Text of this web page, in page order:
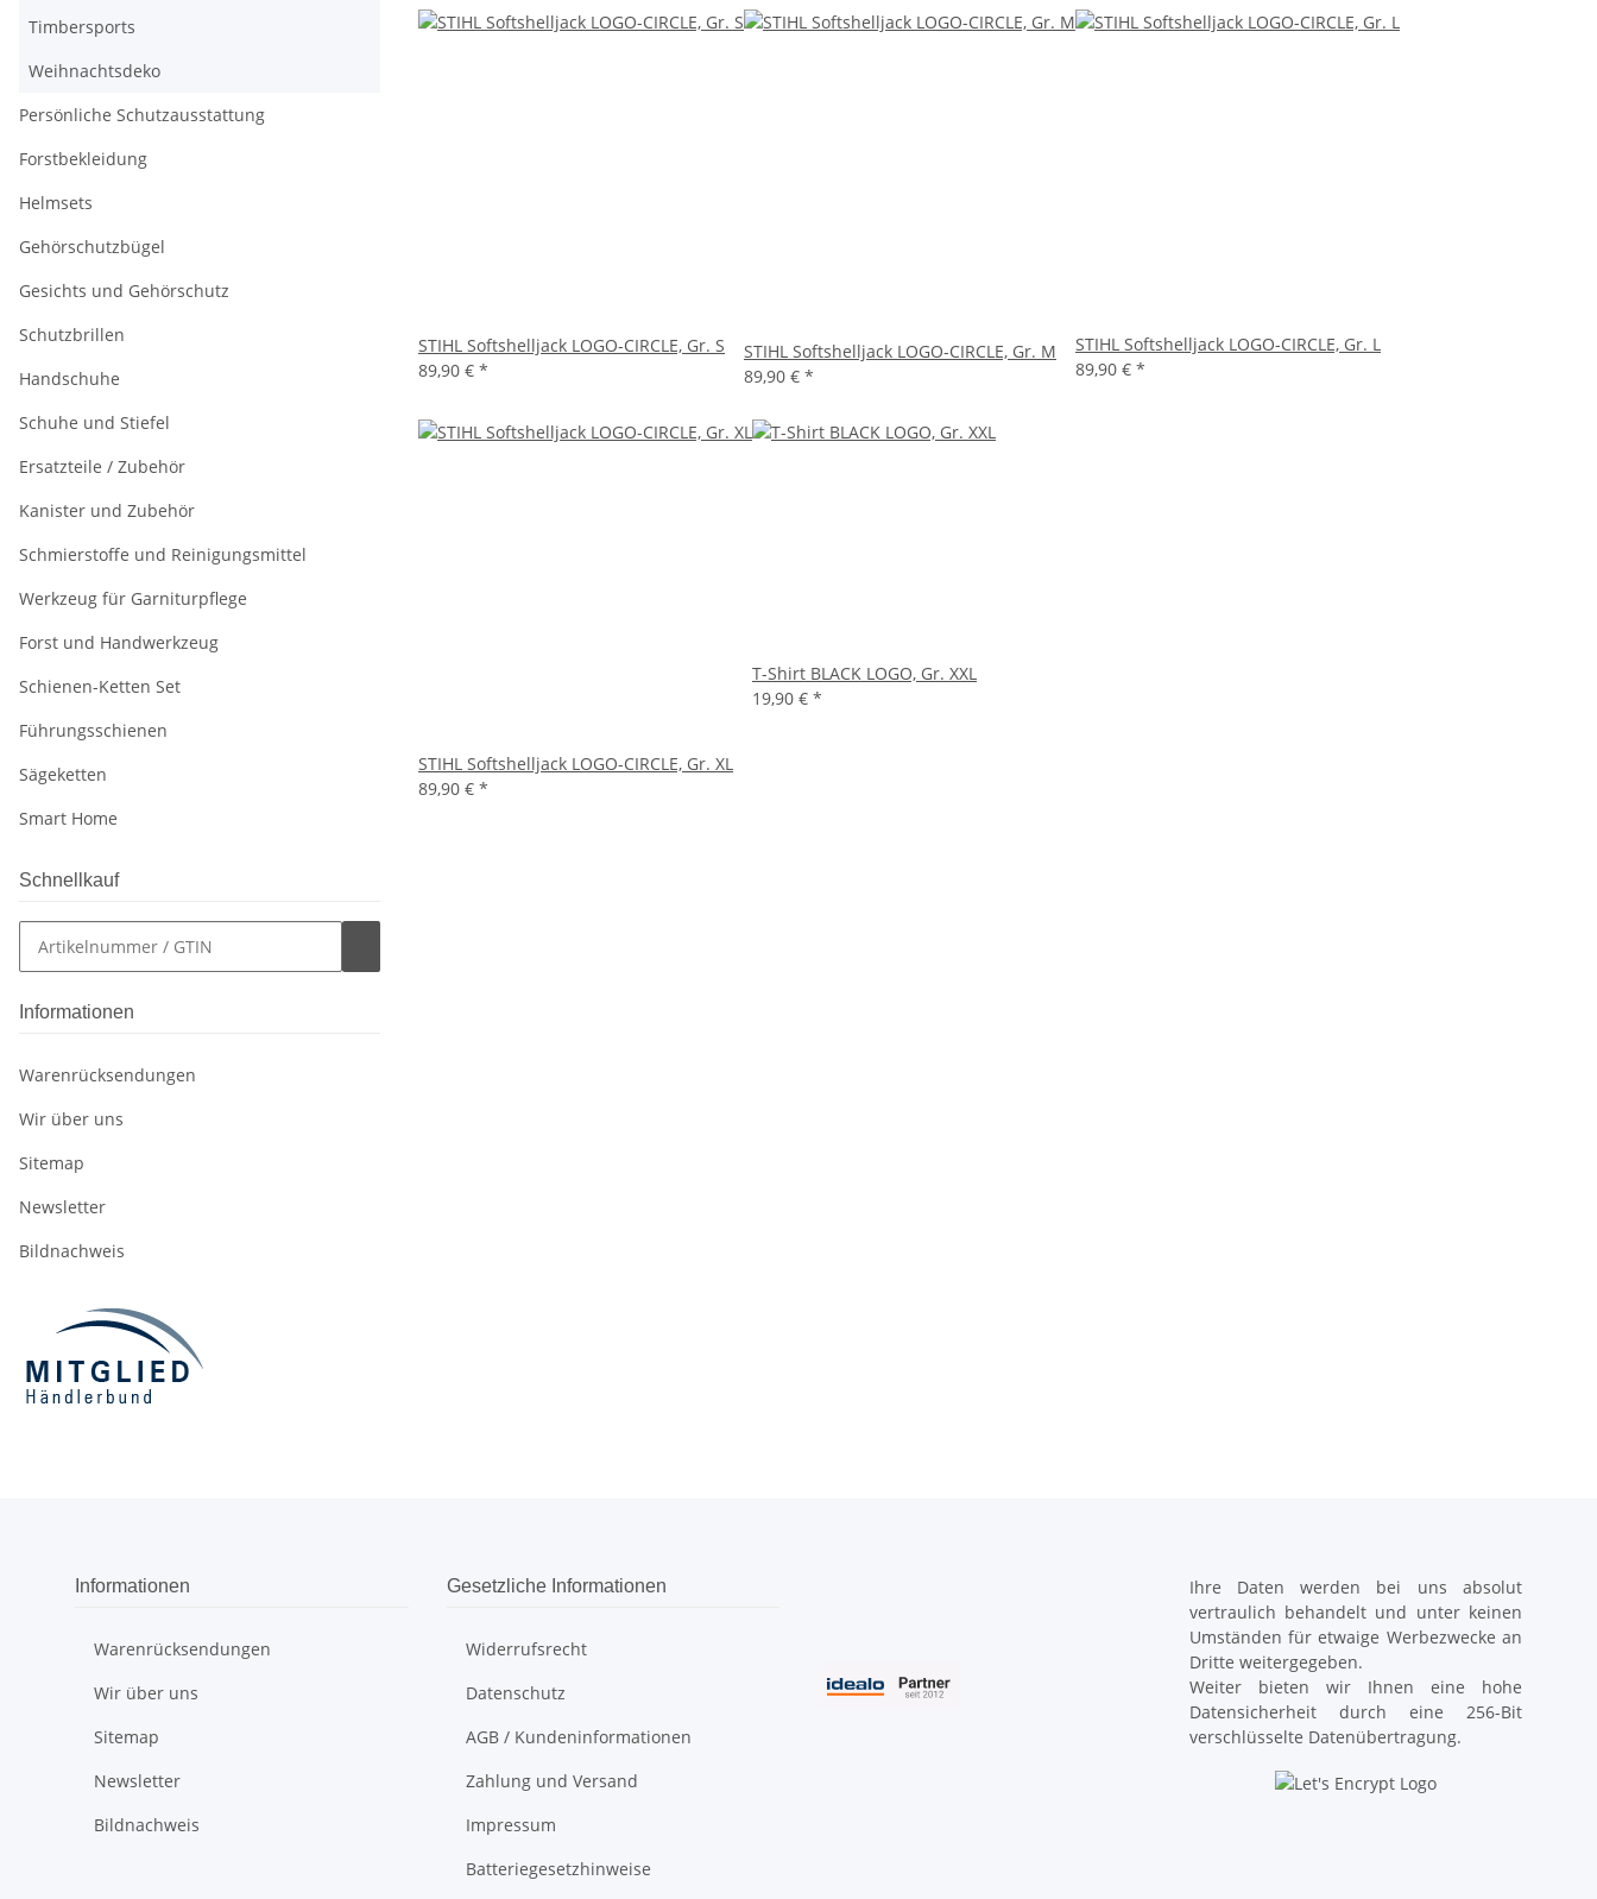
STIHL Softshelljack LOGO-CIRCLE, Gr. S
89,90 € *
STIHL Softshelljack LOGO-CIRCLE, Gr. M
89,90 € *
STIHL Softshelljack LOGO-CIRCLE, Gr. L
89,90 € *
STIHL Softshelljack LOGO-CIRCLE, Gr. XL
89,90 € *
T-Shirt BLACK LOGO, Gr. XXL
19,90 € *
Timbersports
Weihnachtsdeko
Persönliche Schutzausstattung
Forstbekleidung
Helmsets
Gehörschutzbügel
Gesichts und Gehörschutz
Schutzbrillen
Handschuhe
Schuhe und Stiefel
Ersatzteile / Zubehör
Kanister und Zubehör
Schmierstoffe und Reinigungsmittel
Werkzeug für Garniturpflege
Forst und Handwerkzeug
Schienen-Ketten Set
Führungsschienen
Sägeketten
Smart Home
Schnellkauf
Informationen
Warenrücksendungen
Wir über uns
Sitemap
Newsletter
Bildnachweis
Informationen
Warenrücksendungen
Wir über uns
Sitemap
Newsletter
Bildnachweis
Gesetzliche Informationen
Widerrufsrecht
Datenschutz
AGB / Kundeninformationen
Zahlung und Versand
Impressum
Batteriegesetzhinweise
Ihre Daten werden bei uns absolut
vertraulich behandelt und unter keinen
Umständen für etwaige Werbezwecke an
Dritte weitergegeben.
Weiter bieten wir Ihnen eine hohe
Datensicherheit durch eine 256-Bit
verschlüsselte Datenübertragung.